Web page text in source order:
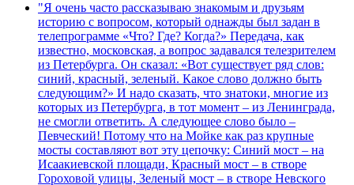
"Я очень часто рассказываю знакомым и друзьям
историю с вопросом, который однажды был задан в
телепрограмме «Что? Где? Когда?» Передача, как
известно, московская, а вопрос задавался телезрителем
из Петербурга. Он сказал: «Вот существует ряд слов:
синий, красный, зеленый. Какое слово должно быть
следующим?» И надо сказать, что знатоки, многие из
которых из Петербурга, в тот момент – из Ленинграда,
не смогли ответить. А следующее слово было –
Певческий! Потому что на Мойке как раз крупные
мосты составляют вот эту цепочку: Синий мост – на
Исаакиевской площади, Красный мост – в створе
Гороховой улицы, Зеленый мост – в створе Невского